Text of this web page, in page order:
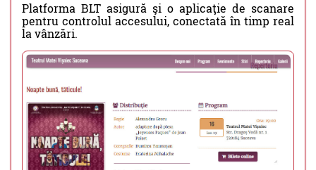
Platforma BLT asigură şi o aplicaţie de scanare
pentru controlul accesului, conectată în timp real
la vânzări.